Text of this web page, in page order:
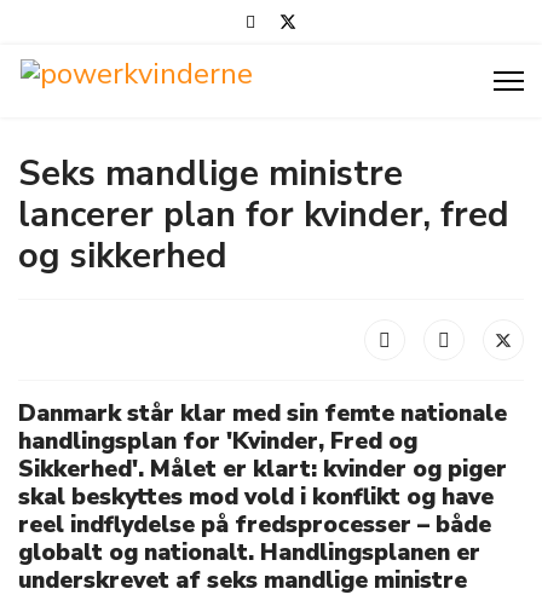
Seks mandlige ministre
lancerer plan for kvinder, fred
og sikkerhed
Danmark står klar med sin femte nationale
handlingsplan for 'Kvinder, Fred og
Sikkerhed'. Målet er klart: kvinder og piger
skal beskyttes mod vold i konflikt og have
reel indflydelse på fredsprocesser – både
globalt og nationalt. Handlingsplanen er
underskrevet af seks mandlige ministre